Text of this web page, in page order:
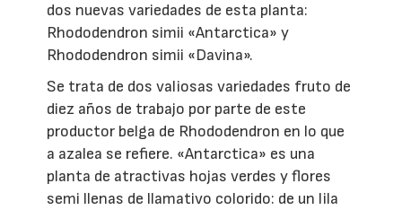
dos nuevas variedades de esta planta:
Rhododendron simii «Antarctica» y
Rhododendron simii «Davina».
Se trata de dos valiosas variedades fruto de
diez años de trabajo por parte de este
productor belga de Rhododendron en lo que
a azalea se refiere. «Antarctica» es una
planta de atractivas hojas verdes y flores
semi llenas de llamativo colorido: de un lila